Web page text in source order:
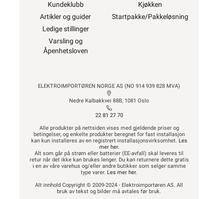
Kundeklubb
Artikler og guider
Ledige stillinger
Varsling og
Åpenhetsloven
Kjøkken
Startpakke/Pakkeløsning
ELEKTROIMPORTØREN NORGE AS (NO 914 939 828 MVA)
Nedre Kalbakkvei 88B, 1081 Oslo
22 81 27 70
Alle produkter på nettsiden vises med gjeldende priser og
betingelser, og enkelte produkter beregnet for fast installasjon
kan kun installeres av en registrert installasjonsvirksomhet. Les
mer her.
Alt som går på strøm eller batterier (EE-avfall) skal leveres til
retur når det ikke kan brukes lenger. Du kan returnere dette gratis
i en av våre varehus og/eller andre butikker som selger samme
type varer. Les mer her.
Alt innhold Copyright © 2009-2024 - Elektroimportøren AS. All
bruk av tekst og bilder må avtales før bruk.